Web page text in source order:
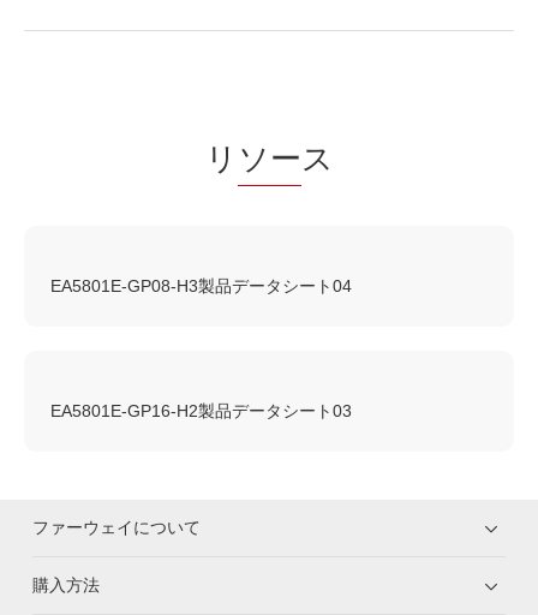
リ ソー ス
EA5801E-GP08-H3製品データシート04
EA5801E-GP16-H2製品データシート03
ファーウェイについて
購入方法